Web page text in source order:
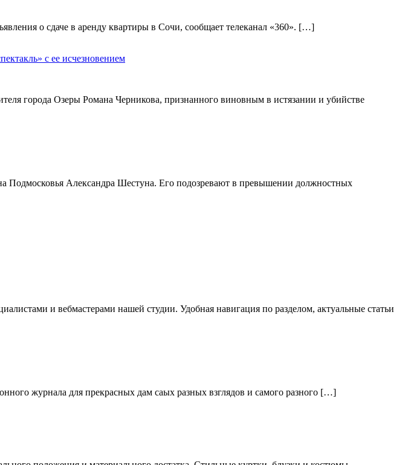
о сдаче в аренду квартиры в Сочи, сообщает телеканал «360». […]
с ее исчезновением
города Озеры Романа Черникова, признанного виновным в истязании и убийстве
Подмосковья Александра Шестуна. Его подозревают в превышении должностных
и вебмастерами нашей студии. Удобная навигация по разделом, актуальные статьи
журнала для прекрасных дам саых разных взглядов и самого разного […]